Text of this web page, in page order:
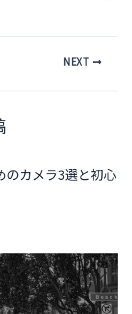
NEXT
のカメラ3選と初心